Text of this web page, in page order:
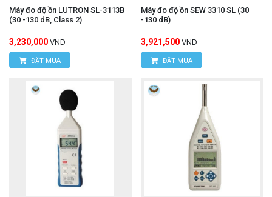
Máy đo độ ồn LUTRON SL-3113B
(30 -130 dB, Class 2)
3,230,000 VND
ĐẶT MUA
Máy đo độ ồn SEW 3310 SL (30
-130 dB)
3,921,500 VND
ĐẶT MUA